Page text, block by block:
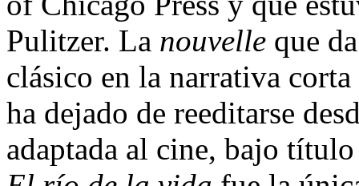
Pulitzer. La nouvelle que
clásico en la narrativa
ha dejado de reeditarse
adaptada al cine, bajo